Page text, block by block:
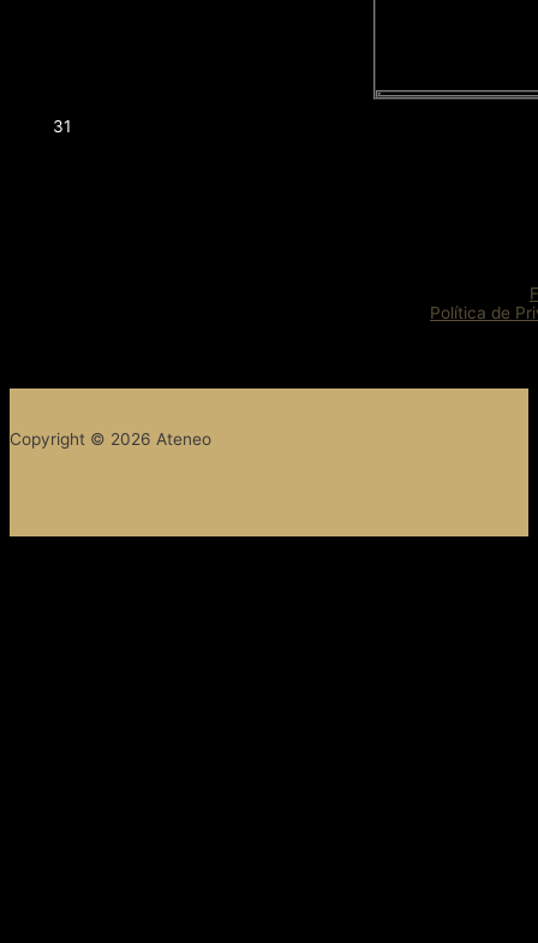
31
Política de
Copyright © 2026 Ateneo